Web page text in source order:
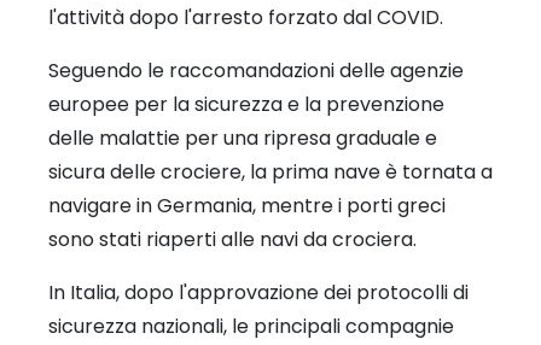
l'attività dopo l'arresto forzato dal COVID.
Seguendo le raccomandazioni delle agenzie
europee per la sicurezza e la prevenzione
delle malattie per una ripresa graduale e
sicura delle crociere, la prima nave è tornata a
navigare in Germania, mentre i porti greci
sono stati riaperti alle navi da crociera.
In Italia, dopo l'approvazione dei protocolli di
sicurezza nazionali, le principali compagnie